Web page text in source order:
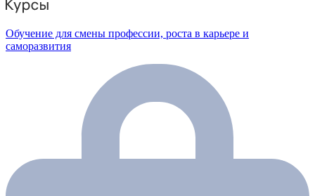
Обучение для смены профессии, роста в карьере и
саморазвития